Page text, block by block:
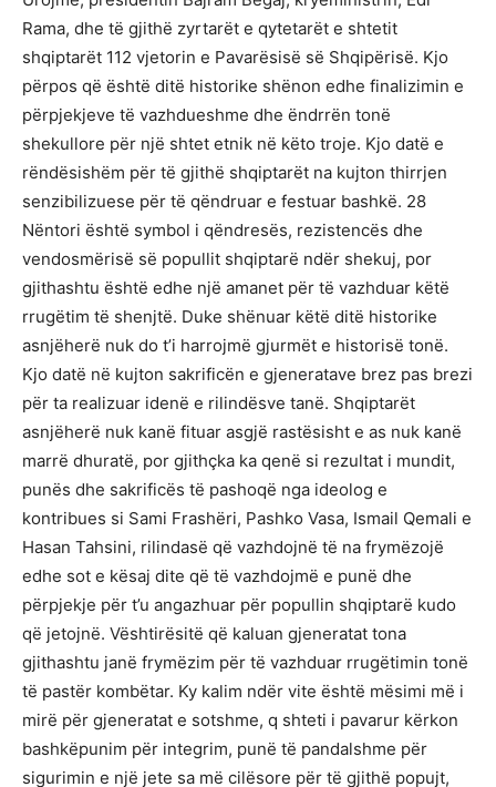
Rama, dhe të gjithë zyrtarët e qytetarët e shtetit
shqiptarët 112 vjetorin e Pavarësisë së Shqipërisë. Kjo
përpos që është ditë historike shënon edhe finalizimin e
përpjekjeve të vazhdueshme dhe ëndrrën tonë
shekullore për një shtet etnik në këto troje. Kjo datë e
rëndësishëm për të gjithë shqiptarët na kujton thirrjen
senzibilizuese për të qëndruar e festuar bashkë. 28
Nëntori është symbol i qëndresës, rezistencës dhe
vendosmërisë së popullit shqiptarë ndër shekuj, por
gjithashtu është edhe një amanet për të vazhduar këtë
rrugëtim të shenjtë. Duke shënuar këtë ditë historike
asnjëherë nuk do t’i harrojmë gjurmët e historisë tonë.
Kjo datë në kujton sakrificën e gjeneratave brez pas brezi
për ta realizuar idenë e rilindësve tanë. Shqiptarët
asnjëherë nuk kanë fituar asgjë rastësisht e as nuk kanë
marrë dhuratë, por gjithçka ka qenë si rezultat i mundit,
punës dhe sakrificës të pashoqë nga ideolog e
kontribues si Sami Frashëri, Pashko Vasa, Ismail Qemali e
Hasan Tahsini, rilindasë që vazhdojnë të na frymëzojë
edhe sot e kësaj dite që të vazhdojmë e punë dhe
përpjekje për t’u angazhuar për popullin shqiptarë kudo
që jetojnë. Vështirësitë që kaluan gjeneratat tona
gjithashtu janë frymëzim për të vazhduar rrugëtimin tonë
të pastër kombëtar. Ky kalim ndër vite është mësimi më i
mirë për gjeneratat e sotshme, q shteti i pavarur kërkon
bashkëpunim për integrim, punë të pandalshme për
sigurimin e një jete sa më cilësore për të gjithë popujt,